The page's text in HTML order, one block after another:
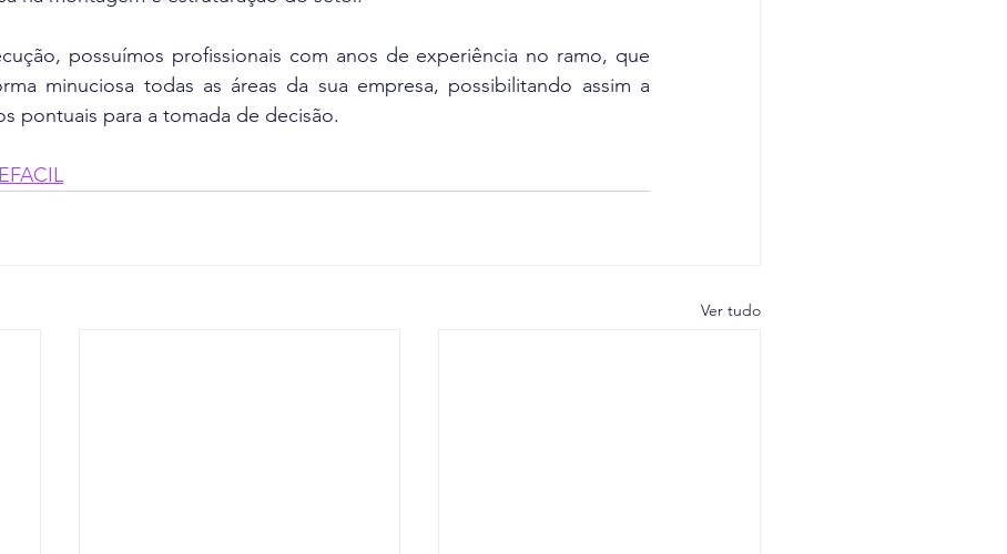
possuímos profissionais com anos de experiência no ramo, que
minuciosa todas as áreas da sua empresa, possibilitando assim a
pontuais para a tomada de decisão.
Ver tudo